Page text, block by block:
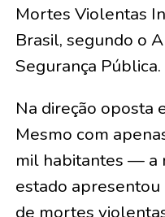
Mortes Violentas
Brasil, segundo o
Segurança Pública.
Na direção oposta
Mesmo com
mil habitantes — a
estado
de mortes